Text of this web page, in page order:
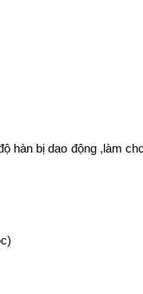
hàn bị dao động ,làm